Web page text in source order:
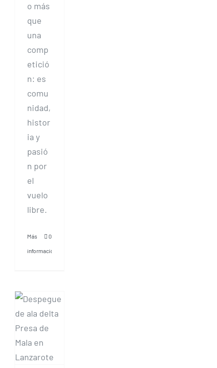
o más
que
una
comp
etició
n: es
comu
nidad,
histor
ia y
pasió
n por
el
vuelo
libre.
Más
información
0
de Ala
Delta
en la
Presa
de